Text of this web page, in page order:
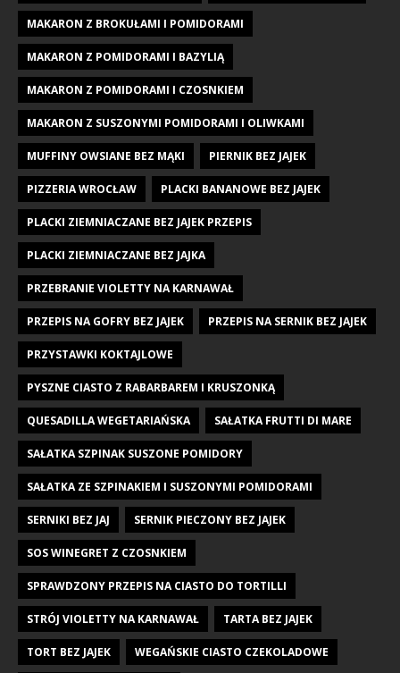
MAKARON Z BROKUŁAMI I POMIDORAMI
MAKARON Z POMIDORAMI I BAZYLIĄ
MAKARON Z POMIDORAMI I CZOSNKIEM
MAKARON Z SUSZONYMI POMIDORAMI I OLIWKAMI
MUFFINY OWSIANE BEZ MĄKI PIERNIK BEZ JAJEK
PIZZERIA WROCŁAW PLACKI BANANOWE BEZ JAJEK
PLACKI ZIEMNIACZANE BEZ JAJEK PRZEPIS
PLACKI ZIEMNIACZANE BEZ JAJKA
PRZEBRANIE VIOLETTY NA KARNAWAŁ
PRZEPIS NA GOFRY BEZ JAJEK PRZEPIS NA SERNIK BEZ JAJEK
PRZYSTAWKI KOKTAJLOWE
PYSZNE CIASTO Z RABARBAREM I KRUSZONKĄ
QUESADILLA WEGETARIAŃSKA SAŁATKA FRUTTI DI MARE
SAŁATKA SZPINAK SUSZONE POMIDORY
SAŁATKA ZE SZPINAKIEM I SUSZONYMI POMIDORAMI
SERNIKI BEZ JAJ SERNIK PIECZONY BEZ JAJEK
SOS WINEGRET Z CZOSNKIEM
SPRAWDZONY PRZEPIS NA CIASTO DO TORTILLI
STRÓJ VIOLETTY NA KARNAWAŁ TARTA BEZ JAJEK
TORT BEZ JAJEK WEGAŃSKIE CIASTO CZEKOLADOWE